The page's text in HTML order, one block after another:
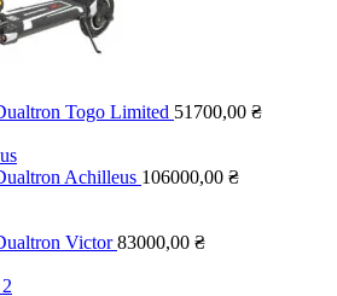
Togo Limited 51700,00 ₴
Achilleus 106000,00 ₴
Victor83000,00 ₴